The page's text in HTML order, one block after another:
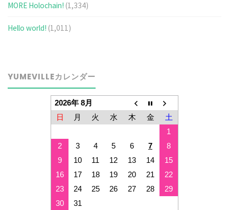
MORE Holochain! (1,334)
Hello world! (1,011)
YUMEVILLEカレンダー
2026年 8月
日
月 火 水 木 金
土
1
2
3 4 5 6 7
8
9
10 11 12 13 14
15
16
17 18 19 20 21
22
23
24 25 26 27 28
29
30
31